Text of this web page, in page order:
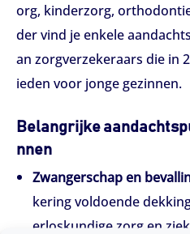
org, kinderzorg,
der vind je enkele
an zorgverzekeraars die in
ieden voor jonge gezinnen.
Belangrijke
nnen
Zwangerschap en
kering voldoende
erloskundige zorg en